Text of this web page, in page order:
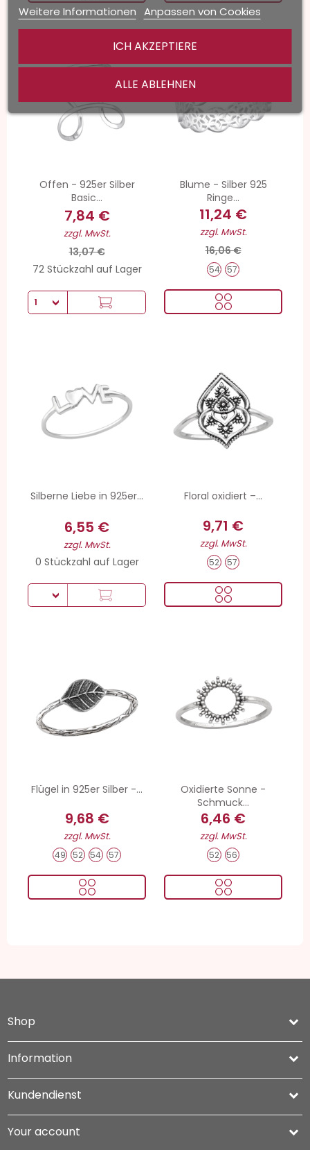
Offen - 925er Silber
Basic...
7,84 €
zzgl. MwSt.
13,07 €
72 Stückzahl auf Lager
Blume - Silber 925
Ringe...
11,24 €
zzgl. MwSt.
16,06 €
54 57
-30%
Silberne Liebe in 925er...
6,55 €
zzgl. MwSt.
0 Stückzahl auf Lager
Floral oxidiert –...
9,71 €
zzgl. MwSt.
52 57
Flügel in 925er Silber -...
9,68 €
zzgl. MwSt.
49 52 54 57
Oxidierte Sonne -
Schmuck...
6,46 €
zzgl. MwSt.
52 56
Shop keyboard_arrow_down
Information 
Kundendienst 
Your account 
Weitere Informationen Anpassen von Cookies
ALLE ABLEHNEN
ICH AKZEPTIERE